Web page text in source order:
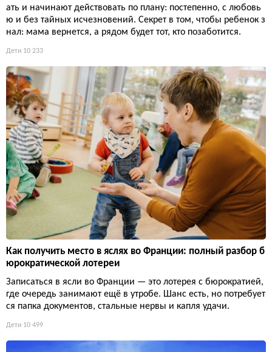
ать и начинают действовать по плану: постепенно, с любовь
ю и без тайных исчезновений. Секрет в том, чтобы ребенок з
нал: мама вернется, а рядом будет тот, кто позаботится.
Дети 10 233
Как получить место в яслях во Франции: полный разбор б
юрократической лотереи
Записаться в ясли во Франции — это лотерея с бюрократией,
где очередь занимают ещё в утробе. Шанс есть, но потребует
ся папка документов, стальные нервы и капля удачи.
Дети 10 499